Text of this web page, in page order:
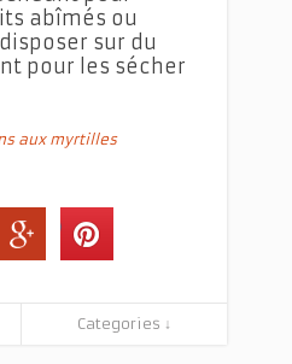
abîmés ou
sur du
pour les sécher
aux myrtilles
Categories ↓